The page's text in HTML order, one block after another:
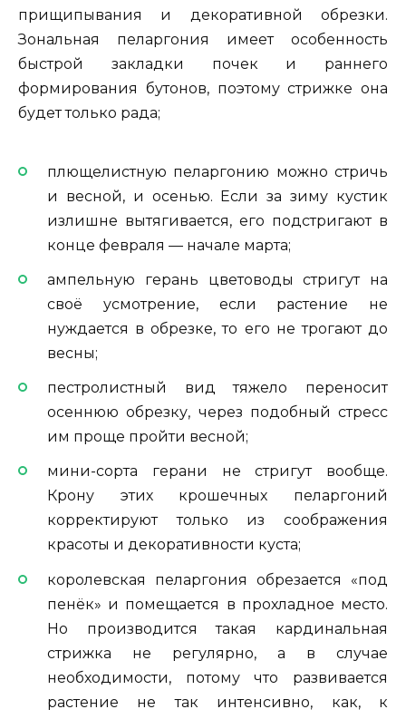
прищипывания и декоративной обрезки.
Зональная пеларгония имеет особенность
быстрой закладки почек и раннего
формирования бутонов, поэтому стрижке она
будет только рада;
плющелистную пеларгонию можно стричь
и весной, и осенью. Если за зиму кустик
излишне вытягивается, его подстригают в
конце февраля — начале марта;
ампельную герань цветоводы стригут на
своё усмотрение, если растение не
нуждается в обрезке, то его не трогают до
весны;
пестролистный вид тяжело переносит
осеннюю обрезку, через подобный стресс
им проще пройти весной;
мини-сорта герани не стригут вообще.
Крону этих крошечных пеларгоний
корректируют только из соображения
красоты и декоративности куста;
королевская пеларгония обрезается «под
пенёк» и помещается в прохладное место.
Но производится такая кардинальная
стрижка не регулярно, а в случае
необходимости, потому что развивается
растение не так интенсивно, как, к